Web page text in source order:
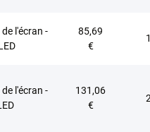
l'écran -
85,69
€
l'écran -
131,06
€